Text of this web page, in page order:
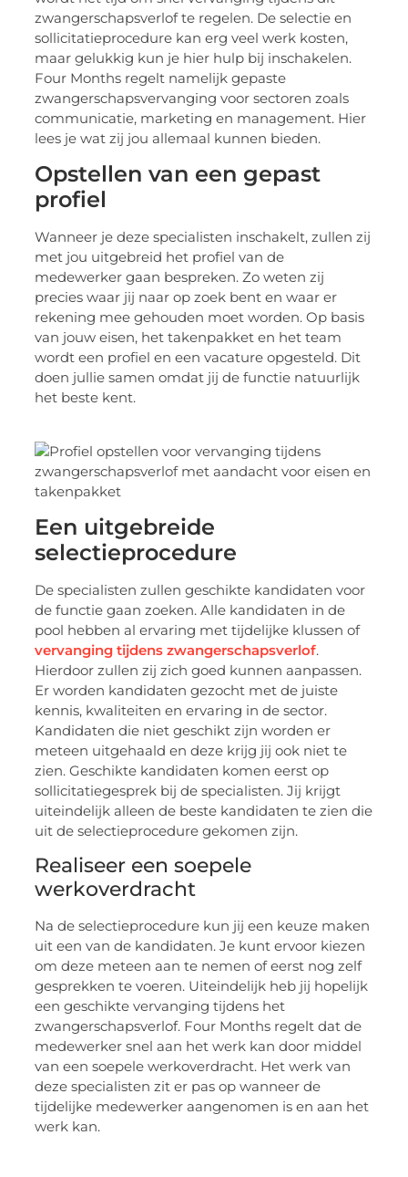
zwangerschapsverlof te regelen. De selectie en
sollicitatieprocedure kan erg veel werk kosten,
maar gelukkig kun je hier hulp bij inschakelen.
Four Months regelt namelijk gepaste
zwangerschapsvervanging voor sectoren zoals
communicatie, marketing en management. Hier
lees je wat zij jou allemaal kunnen bieden.
Opstellen van een gepast
profiel
Wanneer je deze specialisten inschakelt, zullen zij
met jou uitgebreid het profiel van de
medewerker gaan bespreken. Zo weten zij
precies waar jij naar op zoek bent en waar er
rekening mee gehouden moet worden. Op basis
van jouw eisen, het takenpakket en het team
wordt een profiel en een vacature opgesteld. Dit
doen jullie samen omdat jij de functie natuurlijk
het beste kent.
Een uitgebreide
selectieprocedure
De specialisten zullen geschikte kandidaten voor
de functie gaan zoeken. Alle kandidaten in de
pool hebben al ervaring met tijdelijke klussen of
vervanging tijdens zwangerschapsverlof.
Hierdoor zullen zij zich goed kunnen aanpassen.
Er worden kandidaten gezocht met de juiste
kennis, kwaliteiten en ervaring in de sector.
Kandidaten die niet geschikt zijn worden er
meteen uitgehaald en deze krijg jij ook niet te
zien. Geschikte kandidaten komen eerst op
sollicitatiegesprek bij de specialisten. Jij krijgt
uiteindelijk alleen de beste kandidaten te zien die
uit de selectieprocedure gekomen zijn.
Realiseer een soepele
werkoverdracht
Na de selectieprocedure kun jij een keuze maken
uit een van de kandidaten. Je kunt ervoor kiezen
om deze meteen aan te nemen of eerst nog zelf
gesprekken te voeren. Uiteindelijk heb jij hopelijk
een geschikte vervanging tijdens het
zwangerschapsverlof. Four Months regelt dat de
medewerker snel aan het werk kan door middel
van een soepele werkoverdracht. Het werk van
deze specialisten zit er pas op wanneer de
tijdelijke medewerker aangenomen is en aan het
werk kan.